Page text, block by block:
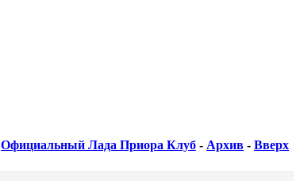
Официальный Лада Приора Клуб - Архив - Вверх